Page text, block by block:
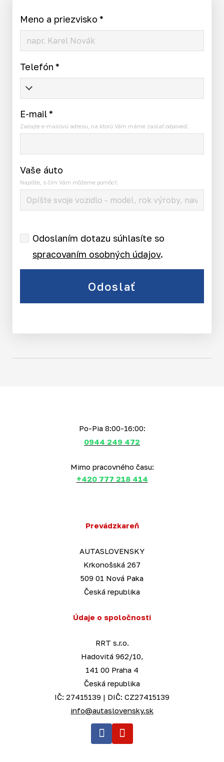
Meno a priezvisko *
Telefón *
E-mail*
Zadajte e-mailovú adresu, na ktorú Vám máme zaslať odpoveď.
Vaše áuto
Napíšte, s čím Vám môžeme pomôcť.
Odoslaním dotazu súhlasíte so
spracovaním osobných údajov.
Odoslať
Po-Pia 8:00-16:00:
0944 249 472
Mimo pracovného času:
+420 777 218 414
Prevádzkareň
AUTASLOVENSKY
Krkonošská 267
509 01 Nová Paka
Česká republika
Údaje o spoločnosti
RRT s.r.o.
Hadovitá 962/10,
141 00 Praha 4
Česká republika
IČ: 27415139 | DIČ: CZ27415139
info@autaslovensky.sk